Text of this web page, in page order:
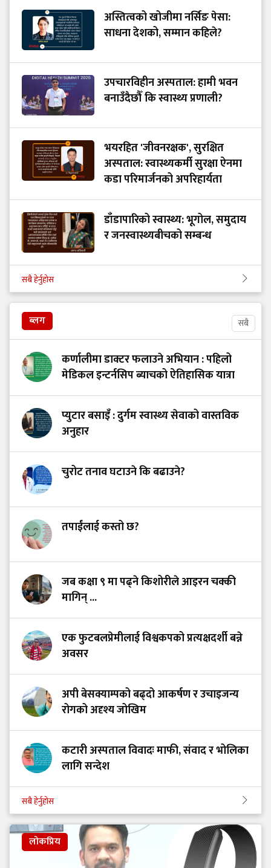
अस्तित्वको खोजीमा नर्सिङ पेसा:
साधना देशको, सम्मान कहिले?
उपचारविहीन अस्पताल: हामी भवन
बनाउँदैछौँ कि स्वास्थ्य प्रणाली?
भयरहित 'जीवनरक्षक', सुरक्षित
अस्पताल: स्वास्थ्यकर्मी सुरक्षा ऐनमा
कडा परिमार्जनको अपरिहार्यता
डाँडापारिको स्वास्थ्य: भूगोल, समुदाय
र जनस्वास्थ्यबीचको सम्बन्ध
सबै हेर्नुहोस
ब्लग सबै
कर्णालीमा डाक्टर फलाउने अभियान : पहिलो
मेडिकल इन्टर्नसिप ब्याचको ऐतिहासिक यात्रा
प्युटार बसाइँ : दुर्गम स्वास्थ्य सेवाको वास्तविक
अनुहार
चुरोट तनाव घटाउने कि बढाउने?
तपाईंलाई कस्तो छ?
जब कक्षा ९ मा पढ्ने किशोरीले आइरन चक्की
मागिन् ...
एक फुटबलप्रेमीलाई विश्वकपको प्रत्यक्षदर्शी बन्ने
अवसर
अपी बेसक्याम्पको बढ्दो आकर्षण र उचाइजन्य
रोगको अदृश्य जोखिम
कटारी अस्पताल विवादः माफी, संवाद र भोलिका
लागि सन्देश
सबै हेर्नुहोस
लोकप्रिय